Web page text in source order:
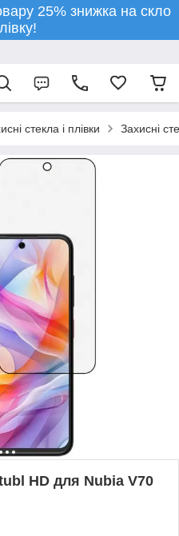
25% знижка на скло
стекла і плівки Захисні
HD для Nubia V70